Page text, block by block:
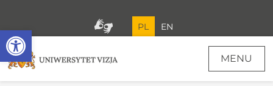
Open toolbar PL EN
MENU